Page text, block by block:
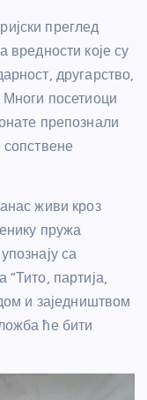
преглед
вредности које су
другарство,
посетиоци
препознали
живи кроз
пружа
са
партија,
и заједништвом
ће бити